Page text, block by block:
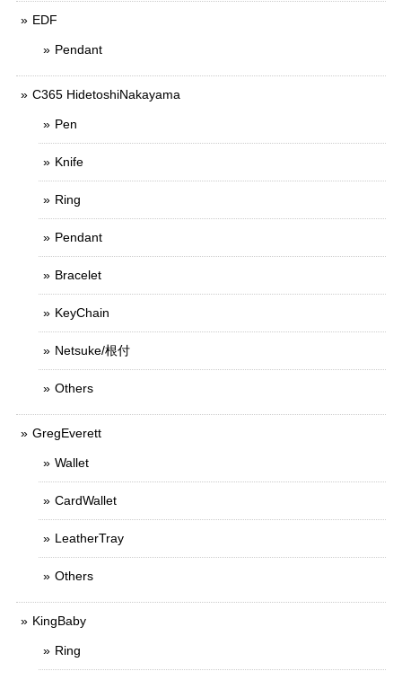
EDF
Pendant
C365 HidetoshiNakayama
Pen
Knife
Ring
Pendant
Bracelet
KeyChain
Netsuke/根付
Others
GregEverett
Wallet
CardWallet
LeatherTray
Others
KingBaby
Ring